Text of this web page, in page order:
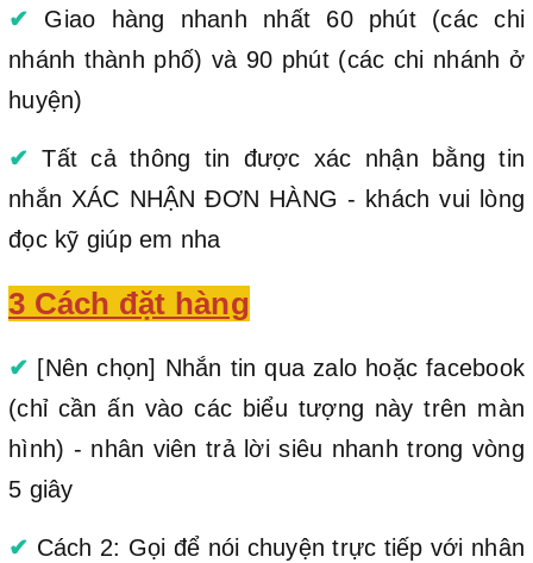
✔ Giao hàng nhanh nhất 60 phút (các chi
nhánh thành phố) và 90 phút (các chi nhánh ở
huyện)
✔ Tất cả thông tin được xác nhận bằng tin
nhắn XÁC NHẬN ĐƠN HÀNG - khách vui lòng
đọc kỹ giúp em nha
3 Cách đặt hàng
✔ [Nên chọn] Nhắn tin qua zalo hoặc facebook
(chỉ cần ấn vào các biểu tượng này trên màn
hình) - nhân viên trả lời siêu nhanh trong vòng
5 giây
✔ Cách 2: Gọi để nói chuyện trực tiếp với nhân